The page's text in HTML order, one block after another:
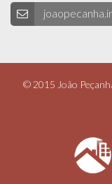
© 2015 João